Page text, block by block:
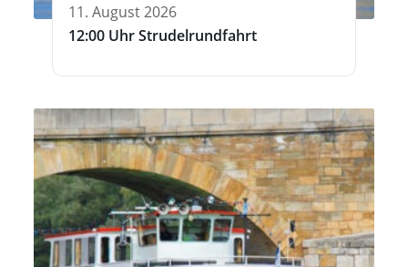
11. August 2026
12:00 Uhr Strudelrundfahrt